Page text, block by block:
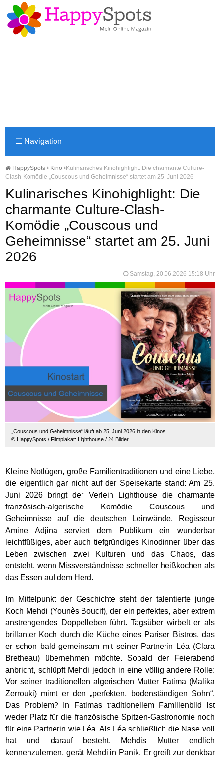
☰ Navigation
HappySpots Kino
Kulinarisches Kinohighlight: Die charmante Culture-
Clash-Komödie „Couscous und Geheimnisse“ startet am 25. Juni 2026
Kulinarisches Kinohighlight: Die
charmante Culture-Clash-
Komödie „Couscous und
Geheimnisse“ startet am 25. Juni
2026
Samstag, 20.06.2026 15:18 Uhr
„Couscous und Geheimnisse“ läuft ab 25. Juni 2026 in den Kinos.
© HappySpots / Filmplakat: Lighthouse / 24 Bilder
Kleine Notlügen, große Familientraditionen und eine Liebe,
die eigentlich gar nicht auf der Speisekarte stand: Am 25.
Juni 2026 bringt der Verleih Lighthouse die charmante
französisch-algerische Komödie Couscous und
Geheimnisse auf die deutschen Leinwände. Regisseur
Amine Adjina serviert dem Publikum ein wunderbar
leichtfüßiges, aber auch tiefgründiges Kinodinner über das
Leben zwischen zwei Kulturen und das Chaos, das
entsteht, wenn Missverständnisse schneller heißkochen als
das Essen auf dem Herd.
Im Mittelpunkt der Geschichte steht der talentierte junge
Koch Mehdi (Younès Boucif), der ein perfektes, aber extrem
anstrengendes Doppelleben führt. Tagsüber wirbelt er als
brillanter Koch durch die Küche eines Pariser Bistros, das
er schon bald gemeinsam mit seiner Partnerin Léa (Clara
Bretheau) übernehmen möchte. Sobald der Feierabend
anbricht, schlüpft Mehdi jedoch in eine völlig andere Rolle:
Vor seiner traditionellen algerischen Mutter Fatima (Malika
Zerrouki) mimt er den „perfekten, bodenständigen Sohn“.
Das Problem? In Fatimas traditionellem Familienbild ist
weder Platz für die französische Spitzen-Gastronomie noch
für eine Partnerin wie Léa. Als Léa schließlich die Nase voll
hat und darauf besteht, Mehdis Mutter endlich
kennenzulernen, gerät Mehdi in Panik. Er greift zur denkbar